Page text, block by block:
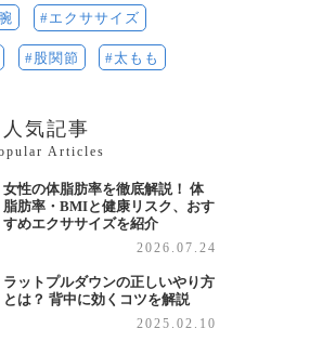
エクササイズ
股関節 太もも
人気記事
Articles
女性の体脂肪率を徹底解説！ 体
脂肪率・BMIと健康リスク、おす
すめエクササイズを紹介
2026.07.24
ラットプルダウンの正しいやり方
とは？ 背中に効くコツを解説
2025.02.10